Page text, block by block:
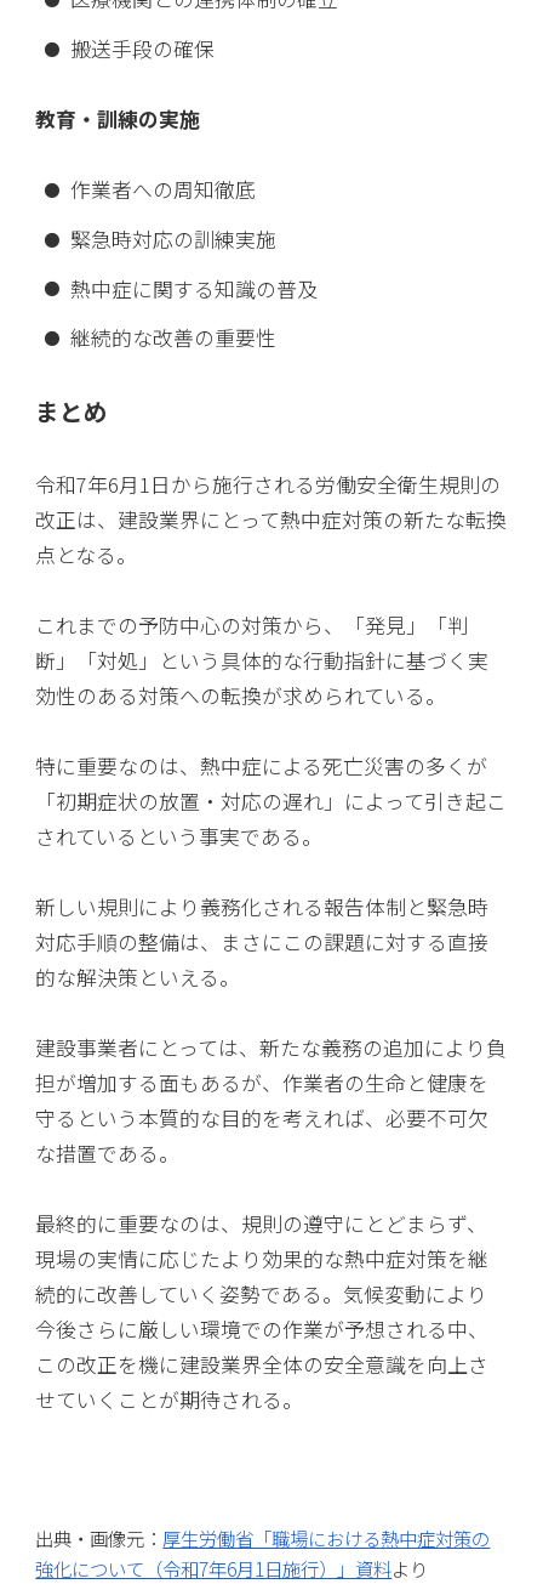
搬送手段の確保
教育・訓練の実施
作業者への周知徹底
緊急時対応の訓練実施
熱中症に関する知識の普及
継続的な改善の重要性
まとめ
令和7年6月1日から施行される労働安全衛生規則の
改正は、建設業界にとって熱中症対策の新たな転換
点となる。
これまでの予防中心の対策から、「発見」「判
断」「対処」という具体的な行動指針に基づく実
効性のある対策への転換が求められている。
特に重要なのは、熱中症による死亡災害の多くが
「初期症状の放置・対応の遅れ」によって引き起こ
されているという事実である。
新しい規則により義務化される報告体制と緊急時
対応手順の整備は、まさにこの課題に対する直接
的な解決策といえる。
建設事業者にとっては、新たな義務の追加により負
担が増加する面もあるが、作業者の生命と健康を
守るという本質的な目的を考えれば、必要不可欠
な措置である。
最終的に重要なのは、規則の遵守にとどまらず、
現場の実情に応じたより効果的な熱中症対策を継
続的に改善していく姿勢である。気候変動により
今後さらに厳しい環境での作業が予想される中、
この改正を機に建設業界全体の安全意識を向上さ
せていくことが期待される。
出典・画像元：厚生労働省「職場における熱中症対策の
強化について（令和7年6月1日施行）」資料より